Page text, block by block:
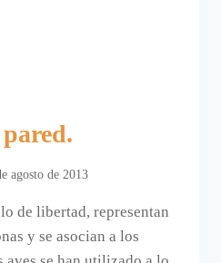
agosto de 2013
de libertad, representan
y se asocian a los